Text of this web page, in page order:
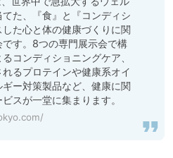
た、『食』と『コンディシ
た心と体の健康づくりに関
す。8つの専門展示会で構
コンディショニングケア、
るプロテインや健康系オイ
ー対策製品など、健康に関
スが一堂に集まります。